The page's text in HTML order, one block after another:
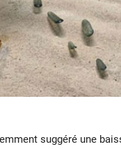
suggéré une